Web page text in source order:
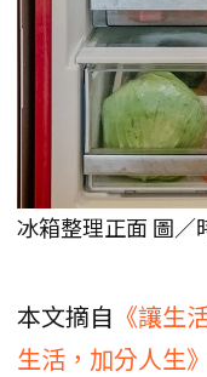
冰箱整理正面 圖／
本文摘自 《讓生
生活，加分人生》